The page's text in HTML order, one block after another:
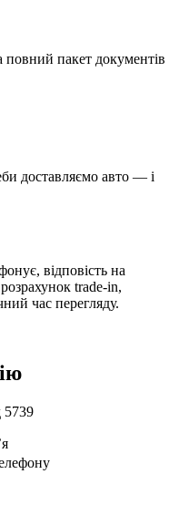
повний пакет документів
доставляємо авто — і
відповість на
trade-in,
час перегляду.
5739